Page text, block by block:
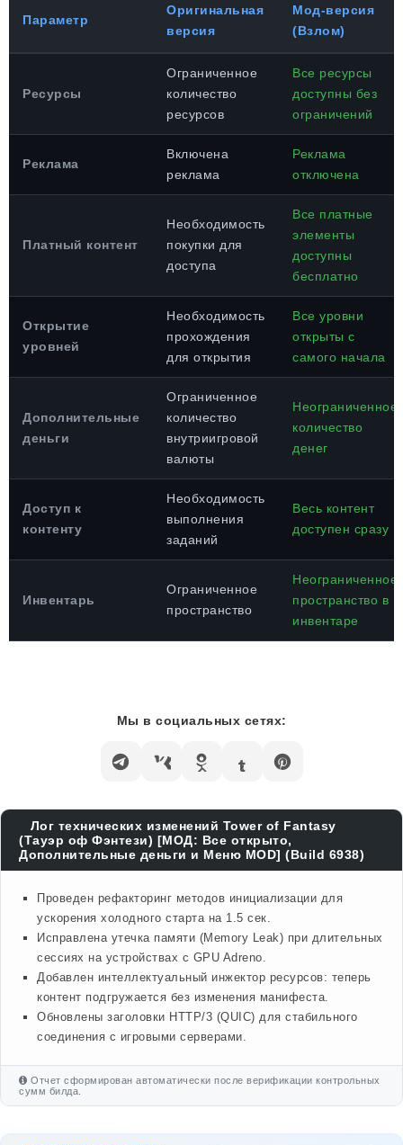
Параметр
Оригинальная
версия
Мод-версия
(Взлом)
Ресурсы
Ограниченное
количество
ресурсов
Все ресурсы
доступны без
ограничений
Реклама
Включена
реклама
Реклама
отключена
Платный контент
Необходимость
покупки для
доступа
Все платные
элементы
доступны
бесплатно
Открытие
уровней
Необходимость
прохождения
для открытия
Все уровни
открыты с
самого начала
Дополнительные
деньги
Ограниченное
количество
внутриигровой
валюты
Неограниченное
количество
денег
Доступ к
контенту
Необходимость
выполнения
заданий
Весь контент
доступен сразу
Инвентарь
Ограниченное
пространство
Неограниченное
пространство в
инвентаре
Мы в социальных сетях:
Лог технических изменений Tower of Fantasy
(Тауэр оф Фэнтези) [МОД: Все открыто,
Дополнительные деньги и Меню MOD] (Build 6938)
Проведен рефакторинг методов инициализации для
ускорения холодного старта на 1.5 сек.
Исправлена утечка памяти (Memory Leak) при длительных
сессиях на устройствах с GPU Adreno.
Добавлен интеллектуальный инжектор ресурсов: теперь
контент подгружается без изменения манифеста.
Обновлены заголовки HTTP/3 (QUIC) для стабильного
соединения с игровыми серверами.
Отчет сформирован автоматически после верификации контрольных
сумм билда.